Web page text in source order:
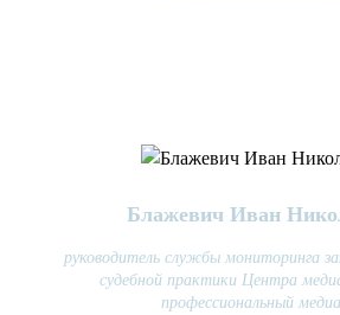
Блажевич Иван
руководитель службы мониторинга
судебной практики Центра
профессиональный